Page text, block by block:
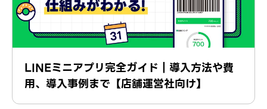
LINEミニアプリ完全ガイド｜導入方法や費
用、導入事例まで【店舗運営社向け】